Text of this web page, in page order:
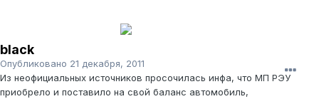
black
Опубликовано 21 декабря, 2011
Из неофициальных источников просочилась инфа, что МП РЭУ
приобрело и поставило на свой баланс автомобиль,